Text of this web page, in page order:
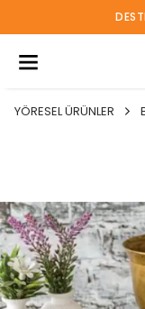
YÖRESEL ÜRÜNLER